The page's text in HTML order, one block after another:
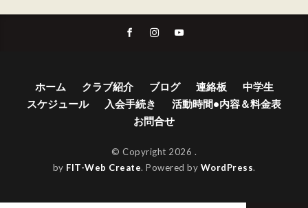
ホーム クラブ紹介 ブログ 連絡板
中学生
スケジュール
入会手続き
活動時間•内容＆料金表
お問合せ
© Copyright 2026 .
by FIT-Web Create. Powered by WordPress.